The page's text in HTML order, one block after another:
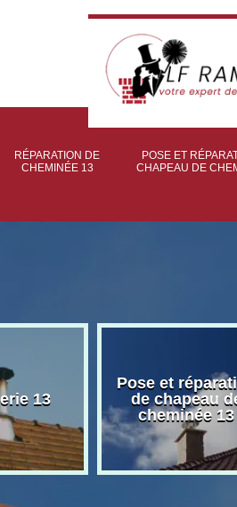
RÉPARATION DE
CHEMINÉE 13
POSE ET
CHAPEAU DE
13
Pose et
de chapeau
cheminée 13